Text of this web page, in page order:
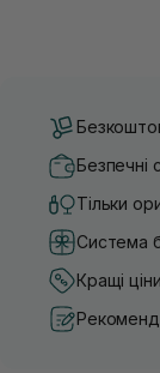
Безпечні
Тільки
Система
Кращі